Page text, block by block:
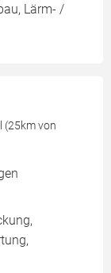
Lärm- /
(25km von